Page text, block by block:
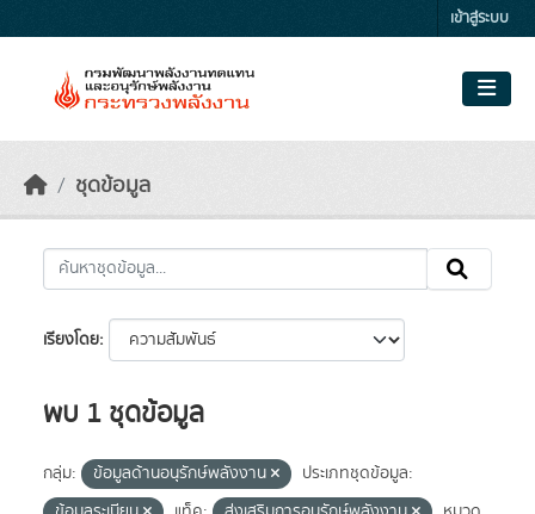
เข้าสู่ระบบ
ชุดข้อมูล
เรียงโดย
พบ 1 ชุดข้อมูล
กลุ่ม: ข้อมูลด้านอนุรักษ์พลังงาน
ประเภทชุดข้อมูล: